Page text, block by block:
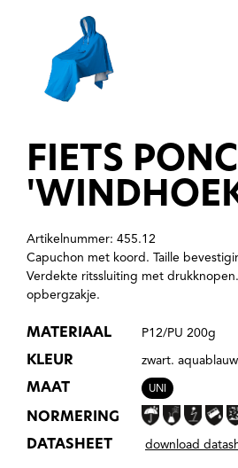
FIETS
Artikelnummer: 455.12
Capuchon met koord. Taille
Verdekte ritssluiting met
opbergzakje.
MATERIAAL P12/PU 200g
KLEUR zwart.
MAAT UNI
NORMERING
DATASHEET
download